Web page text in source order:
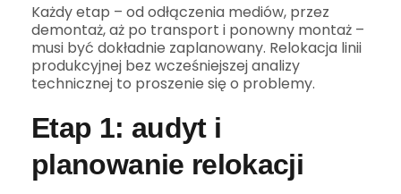
Każdy etap – od odłączenia mediów, przez
demontaż, aż po transport i ponowny montaż –
musi być dokładnie zaplanowany. Relokacja linii
produkcyjnej bez wcześniejszej analizy
technicznej to proszenie się o problemy.
Etap 1: audyt i
planowanie relokacji